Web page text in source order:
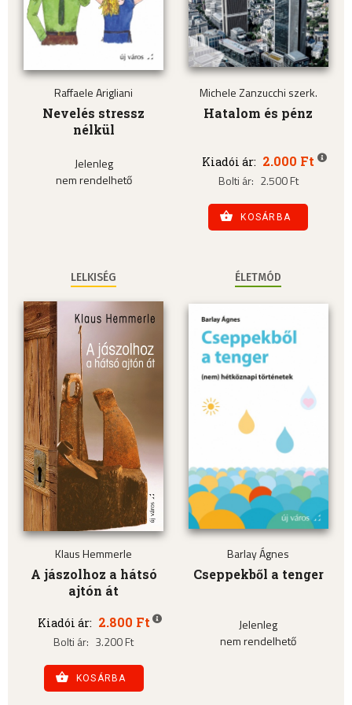
Raffaele Arigliani
Nevelés stressz
nélkül
Jelenleg
nem rendelhető
Michele Zanzucchi szerk.
Hatalom és pénz
Kiadói ár: 2.000 Ft
Bolti ár: 2.500 Ft
KOSÁRBA
LELKISÉG
Klaus Hemmerle
A jászolhoz a hátsó
ajtón át
Kiadói ár: 2.800 Ft
Bolti ár: 3.200 Ft
KOSÁRBA
ÉLETMÓD
Barlay Ágnes
Cseppekből a tenger
Jelenleg
nem rendelhető